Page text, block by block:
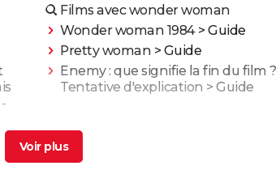
Films avec wonder woman
Wonder woman 1984> Guide
Pretty woman > Guide
Enemy : que signifie la fin du film ?
Tentative d'explication > Guide
:
fin,
La Petite Sirène : avez-vous reconnu
la voix française d'Ariel ? C'est celle